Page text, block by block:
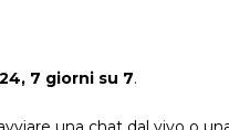
7 giorni su 7.